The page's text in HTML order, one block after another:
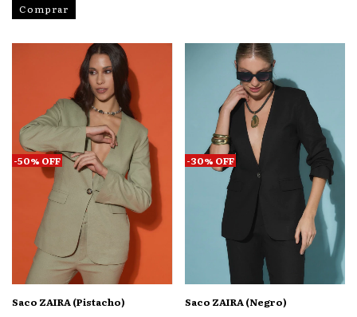
Comprar
-50% OFF
Saco ZAIRA (Pistacho)
-30% OFF
Saco ZAIRA (Negro)